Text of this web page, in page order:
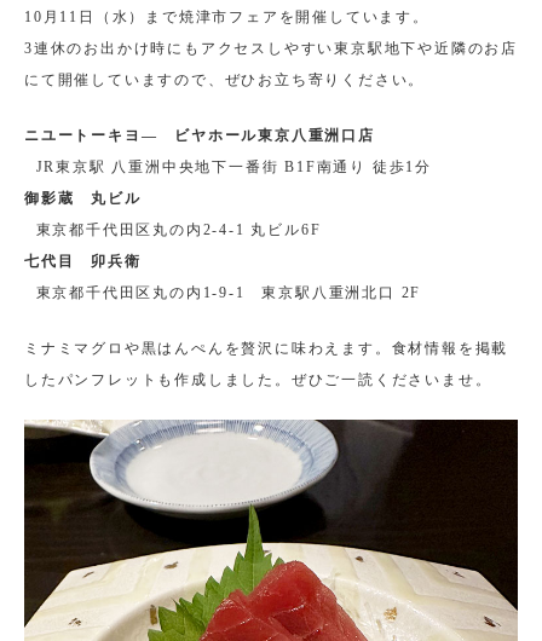
10月11日（水）まで焼津市フェアを開催しています。
3連休のお出かけ時にもアクセスしやすい東京駅地下や近隣のお店
にて開催していますので、ぜひお立ち寄りください。
ニユートーキヨ― ビヤホール東京八重洲口店
JR東京駅 八重洲中央地下一番街 B1F南通り 徒歩1分
御影蔵 丸ビル
東京都千代田区丸の内2-4-1 丸ビル6F
七代目 卯兵衛
東京都千代田区丸の内1-9-1 東京駅八重洲北口 2F
ミナミマグロや黒はんぺんを贅沢に味わえます。食材情報を掲載
したパンフレットも作成しました。ぜひご一読くださいませ。